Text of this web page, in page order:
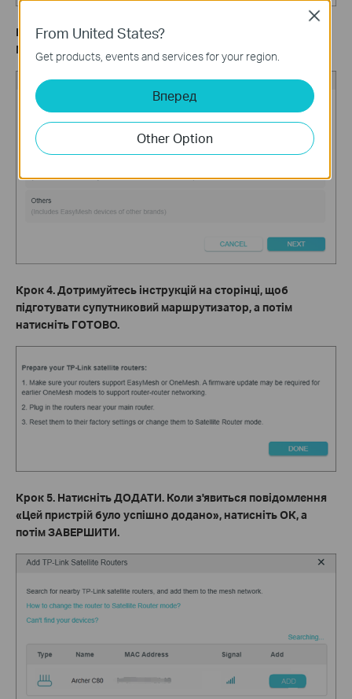
Крок3.Натисніть Додати супутникові пристрої
Маршрутизатор TP-Link
, а потім натисніть ДАЛІ
Крок4.Дотримуйтесь інструкцій на сторінці, щоб
підготувати супутниковий маршрутизатор, а потім
натисніть ГОТОВО.
Крок 5. НатиснітьДОДАТИ. Коли з'явиться повідомлення
«Цей пристрій було успішно додано», натиснітьОК, а
потімЗАВЕРШИТИ.
From United States?
Get products, events and services for your region.
Вперед
Other Option
Close